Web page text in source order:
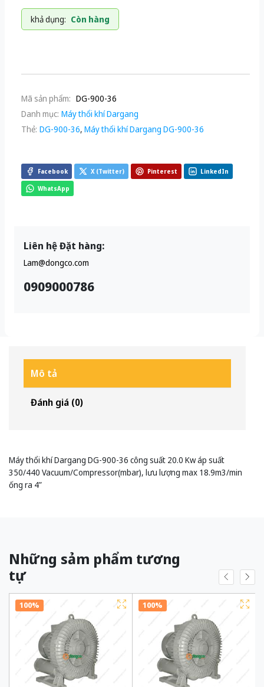
khả dụng: Còn hàng
Mã sản phẩm: DG-900-36
Danh mục: Máy thổi khí Dargang
Thẻ: DG-900-36, Máy thổi khí Dargang DG-900-36
Facebook X (Twitter) Pinterest LinkedIn
WhatsApp
Liên hệ Đặt hàng:
Lam@dongco.com
0909000786
Mô tả
Đánh giá (0)
Máy thổi khí Dargang DG-900-36 công suất 20.0 Kw áp suất
350/440 Vacuum/Compressor(mbar), lưu lượng max 18.9m3/min
ống ra 4”
Những sảm phẩm tương
tự
100% 100%